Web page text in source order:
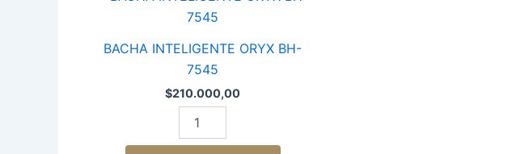
BACHA INTELIGENTE ORYX BH-
7545
$210.000,00
ORYX
BH-
7545
cantidad